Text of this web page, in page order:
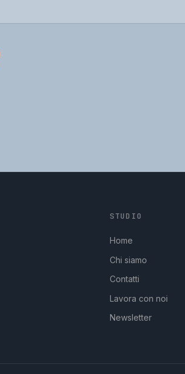
STUDIO
Home
Chi siamo
Contatti
Lavora con noi
Newsletter